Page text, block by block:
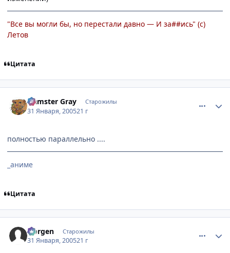
"Все вы могли бы, но перестали давно — И за##ись" (с)
Летов
Цитата
Hamster Gray Старожилы
31 Января, 200521 г
полностью параллельно ....
_аниме
Цитата
Norgen Старожилы
31 Января, 200521 г